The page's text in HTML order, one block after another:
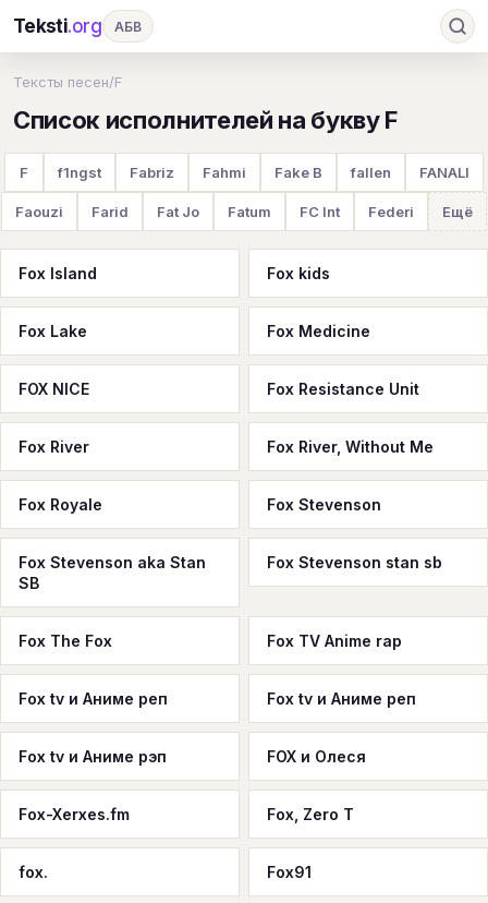
Teksti.org АБВ
И К Л М Н О П Р
Т У Ф Х Ц Ч Ш Э Ю
En B C D G
H I J K M N O P
Z #
Тексты песен/F
Список исполнителей на букву F
F f1ngst Fabriz Fahmi Fake B fallen FANALI
Faouzi Farid Fat Jo Fatum FC Int Federi Ещё
Fox Island Fox kids
Fox Lake Fox Medicine
FOX NICE Fox Resistance Unit
Fox River Fox River, Without Me
Fox Royale Fox Stevenson
Fox Stevenson aka Stan
SB
Fox Stevenson stan sb
Fox The Fox Fox TV Anime rap
Fox tv и Аниме реп Fox tv и Аниме реп
Fox tv и Аниме рэп FOX и Олеся
Fox-Xerxes.fm Fox, Zero T
fox. Fox91